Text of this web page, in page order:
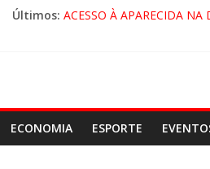
Últimos: ACESSO À APARECIDA
ECONOMIA ESPORTE